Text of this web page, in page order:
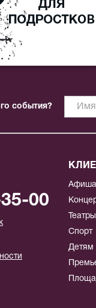
события?
00
Афиша
Театры
Спорт
Детям